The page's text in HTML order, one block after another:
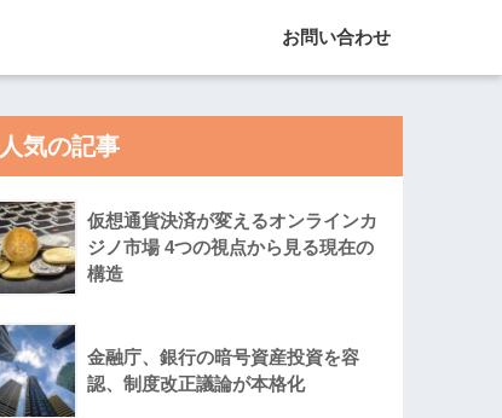
お問い合わせ
人気の記事
仮想通貨決済が変えるオンラインカ
ジノ市場 4つの視点から見る現在の
構造
金融庁、銀行の暗号資産投資を容
認、制度改正議論が本格化